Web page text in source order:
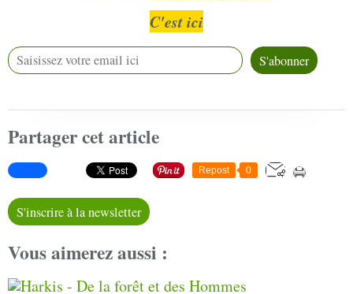
C'est ici
Partager cet article
Repost 0
S'inscrire à la newsletter
Vous aimerez aussi :